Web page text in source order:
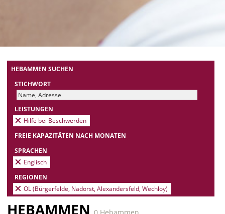
HEBAMMEN SUCHEN
STICHWORT
LEISTUNGEN
Hilfe bei Beschwerden
FREIE KAPAZITÄTEN NACH MONATEN
SPRACHEN
Englisch
REGIONEN
OL (Bürgerfelde, Nadorst, Alexandersfeld, Wechloy)
HEBAMMEN